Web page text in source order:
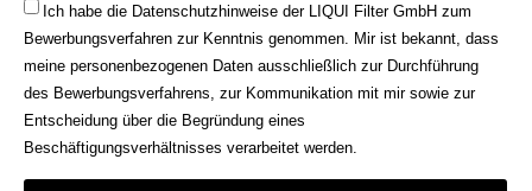
Ich habe die Datenschutzhinweise der LIQUI Filter GmbH zum
Bewerbungsverfahren zur Kenntnis genommen. Mir ist bekannt, dass
meine personenbezogenen Daten ausschließlich zur Durchführung
des Bewerbungsverfahrens, zur Kommunikation mit mir sowie zur
Entscheidung über die Begründung eines
Beschäftigungsverhältnisses verarbeitet werden.